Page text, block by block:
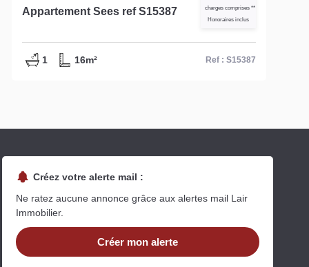
Appartement Sees ref S15387
charges comprises **
Honoraires inclus
1 16m² Ref : S15387
Créez votre alerte mail :
Ne ratez aucune annonce grâce aux alertes mail Lair
Immobilier.
Créer mon alerte